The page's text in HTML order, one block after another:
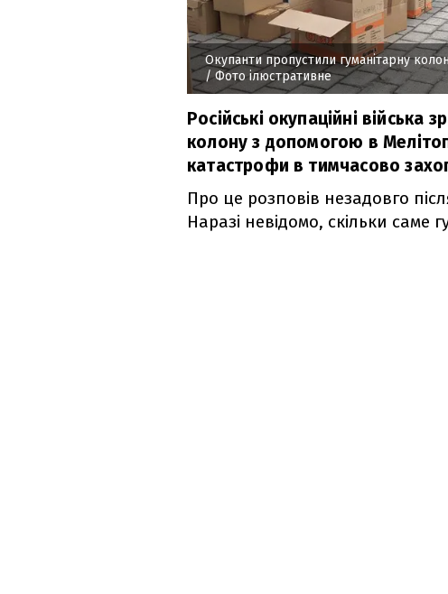
Окупанти пропустили гуманітарну
/ Фото ілюстративне
Російські окупаційні війська
колону з допомогою в
катастрофи в тимчасово
Про це розповів незадовго
Наразі невідомо, скільки саме